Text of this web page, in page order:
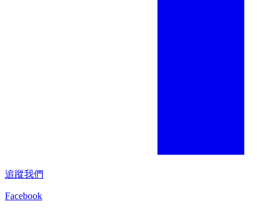
追蹤我們
Facebook